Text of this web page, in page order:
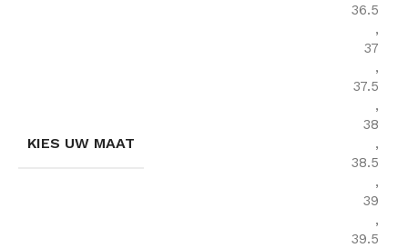
KIES UW MAAT
36.5
,
37
,
37.5
,
38
,
38.5
,
39
,
39.5